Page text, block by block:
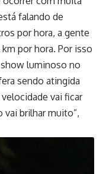
falando de
por hora, a gente
por hora. Por isso
luminoso no
sendo atingida
vai ficar
vai brilhar muito”,